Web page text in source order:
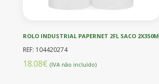
ROLO INDUSTRIAL PAPERNET 2FL SACO 2X350M
REF: 104420274
18.08€ (IVA não incluído)